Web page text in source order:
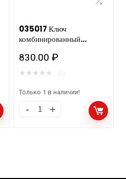
035017 Ключ
комбинированный
GEAR” 17мм
830.00₽
★ ★ ★ ★ ★
Только 1 в наличии!